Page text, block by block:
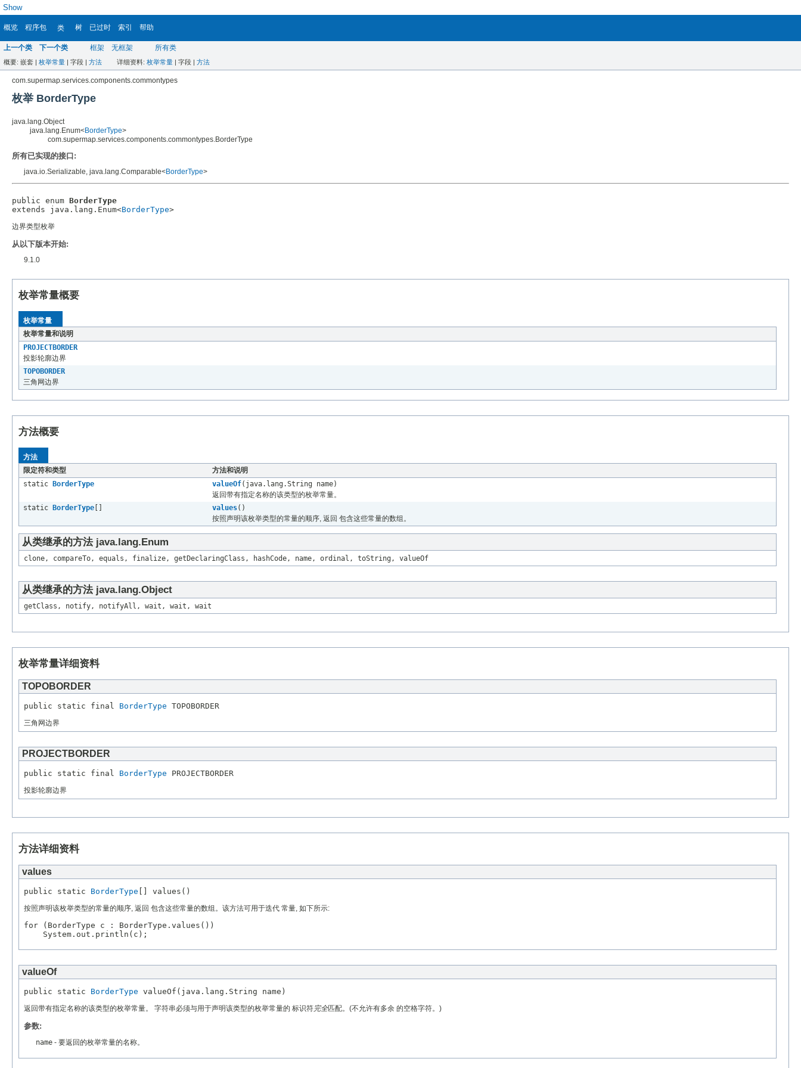
Show
概览 程序包 类 树 已过时 索引 帮助
上一个类 下一个类 框架 无框架 所有类
概要: 嵌套 | 枚举常量 | 字段 | 方法 详细资料: 枚举常量 | 字段 | 方法
com.supermap.services.components.commontypes
枚举 BorderType
java.lang.Object
java.lang.Enum<BorderType>
com.supermap.services.components.commontypes.BorderType
所有已实现的接口:
java.io.Serializable, java.lang.Comparable<BorderType>
public enum BorderType
extends java.lang.Enum<BorderType
边界类型枚举
从以下版本开始:
9.1.0
枚举常量概要
枚举常量
枚举常量和说明
PROJECTBORDER
投影轮廓边界
TOPOBORDER
三角网边界
方法概要
方法
限定符和类型
方法和说明
static
BorderType valueOf(java.lang.String name)
返回带有指定名称的该类型的枚举常量。
static
BorderType values()
按照声明该枚举类型的常量的顺序, 返回 包含这些常量的数组。
从类继承的方法 java.lang.Enum
clone, compareTo, equals, finalize, getDeclaringClass, hashCode, name, ordinal, toString, valueOf
从类继承的方法 java.lang.Object
getClass, notify, notifyAll, wait, wait, wait
枚举常量详细资料
TOPOBORDER
public static final BorderType
三角网边界
PROJECTBORDER
public static final BorderType
投影轮廓边界
方法详细资料
values
public static BorderType
按照声明该枚举类型的常量的顺序, 返回 包含这些常量的数组。该方法可用于迭代 常量, 如下所示:
for (BorderType c : BorderType.values())
valueOf
public static BorderType
返回带有指定名称的该类型的枚举常量。 字符串必须与用于声明该类型的枚举常量的 标识符完全匹配。(不允许有多余 的空格字符。)
参数:
name - 要返回的枚举常量的名称。